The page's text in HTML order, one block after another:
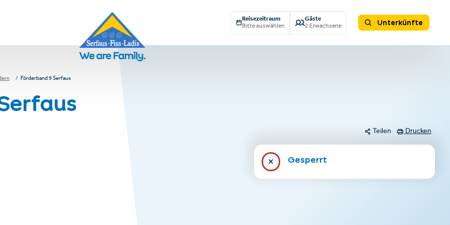
Reisezeitraum
Bitte auswählen
Gäste
2 Erwachsene
Unterkünfte
Förderband 9 Serfaus
Teilen Drucken
Gesperrt